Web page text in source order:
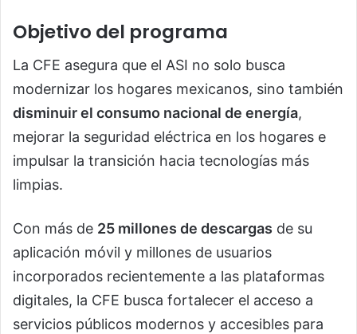
Objetivo del programa
La CFE asegura que el ASI no solo busca
modernizar los hogares mexicanos, sino también
disminuir el consumo nacional de energía,
mejorar la seguridad eléctrica en los hogares e
impulsar la transición hacia tecnologías más
limpias.
Con más de 25 millones de descargas de su
aplicación móvil y millones de usuarios
incorporados recientemente a las plataformas
digitales, la CFE busca fortalecer el acceso a
servicios públicos modernos y accesibles para